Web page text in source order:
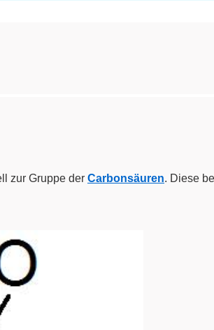
zur Gruppe der Carbonsäuren. Diese